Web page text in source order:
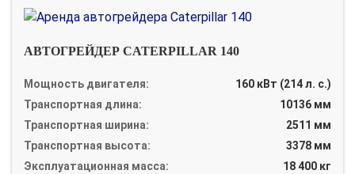
АВТОГРЕЙДЕР CATERPILLAR 140
Мощность двигателя:
160 кВт (214 л. с.)
Транспортная длина:
10136 мм
Транспортная ширина:
2511 мм
Транспортная высота:
3378 мм
Эксплуатационная масса:
18 400 кг